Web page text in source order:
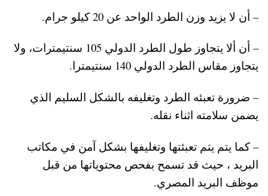
– أن لا يزيد وزن الطرد الواحد عن 20 كيلو جرام.
– أن ألا يتجاوز طول الطرد الدولي 105 سنتيمترات، ولا
يتجاوز مقاس الطرد الدولي 140 سنتيمترا.
– ضرورة تعبئه الطرد وتغليفه بالشكل السليم الذي
يضمن سلامته اثناء نقله.
– كما يتم یتم تعبئتھا وتغليفها بشكل آمن في مكاتب
البريد ، حيث قد تسمح بفحص محتوياتها من قبل
موظف البريد المصري.